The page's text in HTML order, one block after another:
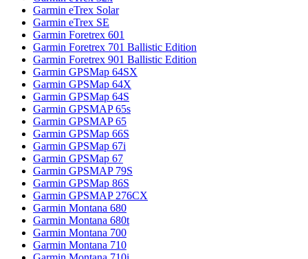
Garmin eTrex Solar
Garmin eTrex SE
Garmin Foretrex 601
Garmin Foretrex 701 Ballistic Edition
Garmin Foretrex 901 Ballistic Edition
Garmin GPSMap 64SX
Garmin GPSMap 64X
Garmin GPSMap 64S
Garmin GPSMAP 65s
Garmin GPSMAP 65
Garmin GPSMap 66S
Garmin GPSMap 67i
Garmin GPSMap 67
Garmin GPSMAP 79S
Garmin GPSMap 86S
Garmin GPSMAP 276CX
Garmin Montana 680
Garmin Montana 680t
Garmin Montana 700
Garmin Montana 710